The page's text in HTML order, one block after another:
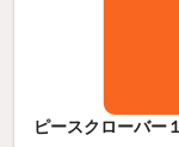
ピースクローバー